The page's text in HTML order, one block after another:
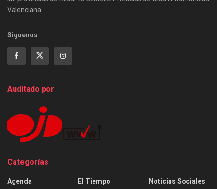
Valenciana.
Siguenos
Auditado por
Categorías
Agenda
El Tiempo
Noticias Sociales